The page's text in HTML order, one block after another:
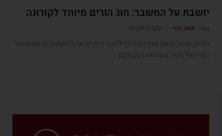
יושבת על המשבר: חוג הורים מיוחד לקורונה
תמר נזרי
הורים, שואלים את עצמיכם כיצד לתווך לילדים את ההתמודדות עם משבר
הקורונה? הטור הזה הוא בשבילכם